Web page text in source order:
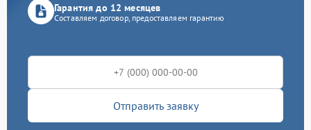
Гарантия до 12 месяцев
Составляем договор, предоставляем гарантию
Отправить заявку